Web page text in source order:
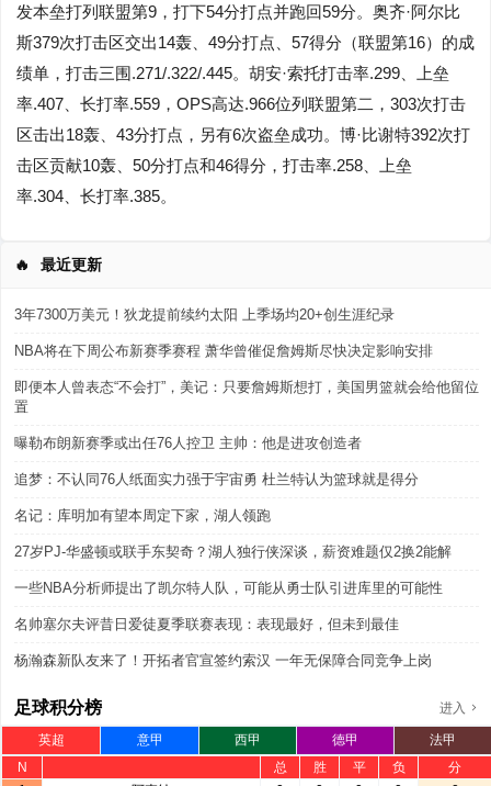
发本垒打列联盟第9，打下54分打点并跑回59分。奥齐·阿尔比
斯379次打击区交出14轰、49分打点、57得分（联盟第16）的成
绩单，打击三围.271/.322/.445。胡安·索托打击率.299、上垒
率.407、长打率.559，OPS高达.966位列联盟第二，303次打击
区击出18轰、43分打点，另有6次盗垒成功。博·比谢特392次打
击区贡献10轰、50分打点和46得分，打击率.258、上垒
率.304、长打率.385。
🔥 最近更新
3年7300万美元！狄龙提前续约太阳 上季场均20+创生涯纪录
NBA将在下周公布新赛季赛程 萧华曾催促詹姆斯尽快决定影响安排
即便本人曾表态“不会打”，美记：只要詹姆斯想打，美国男篮就会给他留位
置
曝勒布朗新赛季或出任76人控卫 主帅：他是进攻创造者
追梦：不认同76人纸面实力强于宇宙勇 杜兰特认为篮球就是得分
名记：库明加有望本周定下家，湖人领跑
27岁PJ-华盛顿或联手东契奇？湖人独行侠深谈，薪资难题仅2换2能解
一些NBA分析师提出了凯尔特人队，可能从勇士队引进库里的可能性
名帅塞尔夫评昔日爱徒夏季联赛表现：表现最好，但未到最佳
杨瀚森新队友来了！开拓者官宣签约索汉 一年无保障合同竞争上岗
进入
足球积分榜